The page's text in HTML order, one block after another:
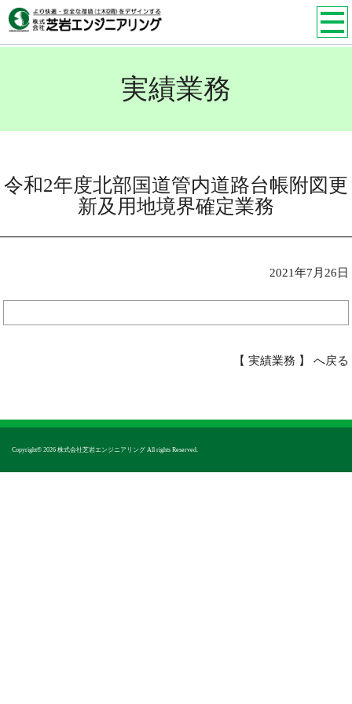
実績業務
令和2年度北部国道管内道路台帳附図更
新及用地境界確定業務
2021年7月26日
【 実績業務 】 へ戻る
Copyright© 2026 株式会社芝岩エンジニアリング All rights Reserved.